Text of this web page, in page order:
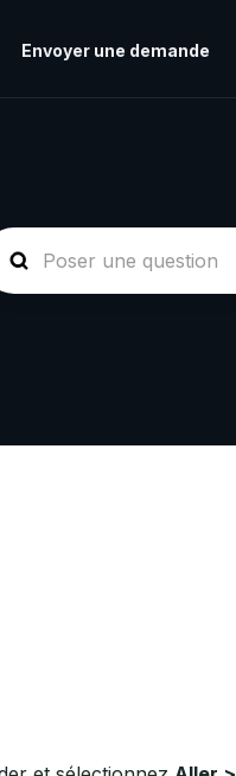
Envoyer une demande